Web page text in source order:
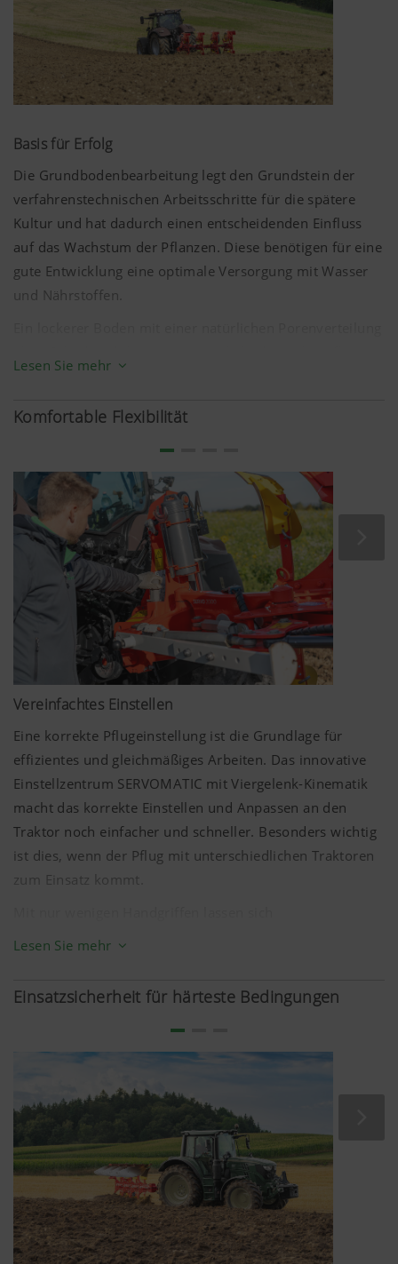
Basis für Erfolg
Die Grundbodenbearbeitung legt den Grundstein der
verfahrenstechnischen Arbeitsschritte für die spätere
Kultur und hat dadurch einen entscheidenden Einfluss
auf das Wachstum der Pflanzen. Diese benötigen für eine
gute Entwicklung eine optimale Versorgung mit Wasser
und Nährstoffen.
eine intensive und tiefgehende Durchwurzelung. Der
kontinuierliche Aufnahme von Nährstoffen und
Bodenwasser in den Hauptwachstumsphasen. Einer
Unterversorgung und einem Mangel wird durch das
gesteigerte Aneignungsvermögen von Wasser und
Nährstoffen vorgebeugt. Stresssituationen können von
den Kulturpflanzen so besser bewältigt werden.
Ausreichend versorgte Pflanzenbestände sind vitaler und
besitzen eine höhere Widerstandskraft gegen Pathogene.
Dies resultiert in einem geringeren
Pflanzenschutzaufwand und steigert die Ertragsleistung
und ist die Basis für eine erfolgreiche Ernte.
Lesen Sie mehr
Komfortable Flexibilität
Vereinfachtes Einstellen
Eine korrekte Pflugeinstellung ist die Grundlage für
effizientes und gleichmäßiges Arbeiten. Das innovative
Einstellzentrum SERVOMATIC mit Viergelenk-Kinematik
macht das korrekte Einstellen und Anpassen an den
Traktor noch einfacher und schneller. Besonders wichtig
ist dies, wenn der Pflug mit unterschiedlichen Traktoren
zum Einsatz kommt.
Sturzverstellung, Erstkörperschnittbreite und
erreichbar und fein justierbar. Ebenso lässt sich die
Anbaugeometrie über unterschiedliche Anbaupositionen
an den Traktor anpassen. Ein einfacheres Anheben des
Die hydraulische Schnittbreitenverstellung PLUS
ermöglicht ein schnelles Adaptieren an die
Bodenbeschaffenheit. Der Auslösedruck der NOVA
Steinsicherung kann bequem mit dem Steuergerät des
Traktors verändert werden.
Lesen Sie mehr
Einsatzsicherheit für härteste Bedingungen